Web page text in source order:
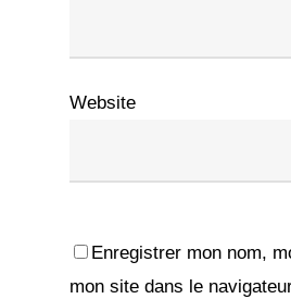
Website
Enregistrer mon nom,
mon site dans le